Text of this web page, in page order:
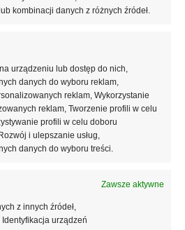
kombinacji danych z różnych źródeł.
urządzeniu lub dostęp do nich,
danych do wyboru reklam,
reklam, Wykorzystanie
reklam, Tworzenie profili w celu
profili w celu doboru
i ulepszanie usług,
danych do wyboru treści.
Zawsze aktywne
z innych źródeł,
urządzeń
ich kształt i optycznie wyrównując
jako baza do subtelnych zdobień,
brokat, akcenty w kolorze złota lub
doskonale komponuje się z bielą,
stylami manicure.
Atica została opracowana z myślą o
produktu bez smug i
skórek. Dobra pigmentacja pozwala
już przy jednej lub dwóch cienkich
w salonie kosmetycznym, jak i